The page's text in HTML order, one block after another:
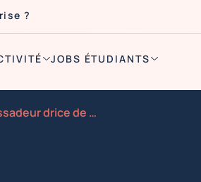
?
JOBS ÉTUDIANTS
Recherche ambassadeur drice de marque trouville sur me